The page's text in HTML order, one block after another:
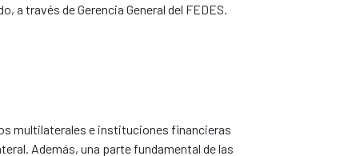
a través de Gerencia General del FEDES.
multilaterales e instituciones financieras
Además, una parte fundamental de las